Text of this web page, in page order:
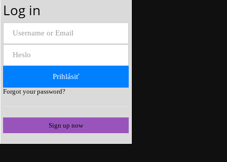
Log in
Forgot your password?
Sign up now